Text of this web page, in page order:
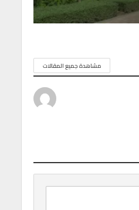
مشاهدة جميع المقالات